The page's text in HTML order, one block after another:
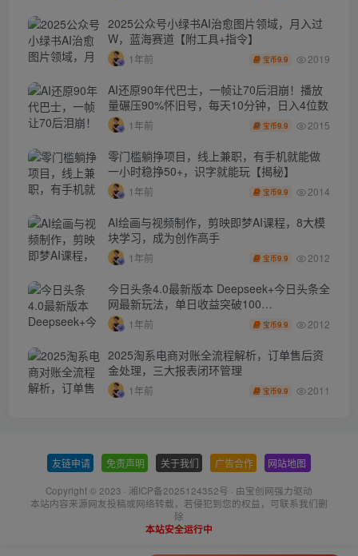
2025公众号小绿书AI治愈图片领域，月入过
W，蓝海赛道【附工具+指令】
1年前 宝币9.9 2019
AI还原90年代巴士，一帧让70后泪崩！播放
量碾压90%怀旧号，每天10分钟，日入4位数
1年前 宝币9.9 2015
零门槛躺挣项目，线上兼职，有手机就能做
一小时稳挣50+，识字就能玩【揭秘】
1年前 宝币9.9 2014
AI绘画与视频制作，剪映即梦AI课程，8大模
块学习，成为创作高手
1年前 宝币9.9 2012
今日头条4.0最新版本 Deepseek+今日头条全
网最新玩法，单日收益突破100…
1年前 宝币9.9 2012
2025淘系电商对账全流程解析，订单售后资
金处理，三大报表闭环管理
1年前 宝币9.9 2011
友链申请 免责声明 关于我们 广告合作 网站地图
Copyright © 2023 · 湘ICP备2025124352号 · 由宝创网强力驱动
本站内容来源网友投稿或网络转载，若侵犯到您的权益，可联系我们删
除
本站安全运行中